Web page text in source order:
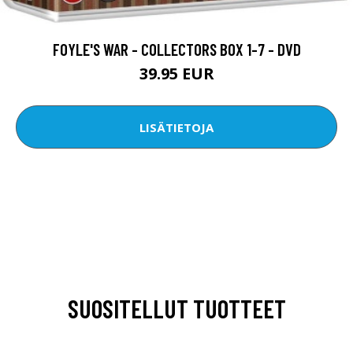
FOYLE'S WAR - COLLECTORS BOX 1-7 - DVD
39.95 EUR
LISÄTIETOJA
SUOSITELLUT TUOTTEET